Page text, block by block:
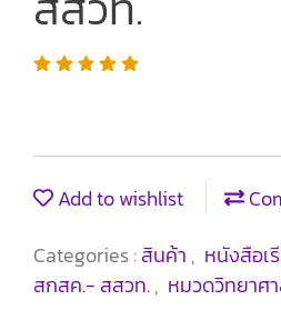
Add to wishlist
Categories :สินค้า , หนังสือเ
สกสค.- สสวท., หมวดวิทยาศ